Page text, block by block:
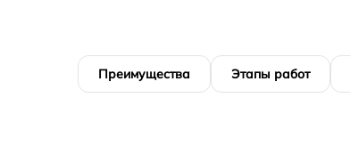
Преимущества Этапы работ